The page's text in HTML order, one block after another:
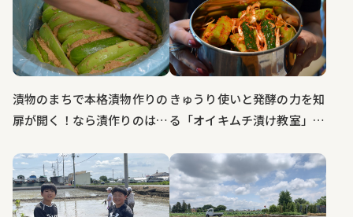
漬物のまちで本格漬物作りの
扉が開く！なら漬作りのはじ
きゅうり使いと発酵の力を知
る「オイキムチ漬け教室」大